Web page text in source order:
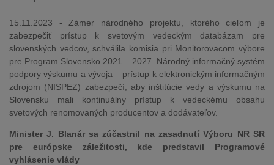
15.11.2023 - Zámer národného projektu, ktorého cieľom je
zabezpečiť prístup k svetovým vedeckým databázam pre
slovenských vedcov, schválila komisia pri Monitorovacom výbore
pre Program Slovensko 2021 – 2027. Národný informačný systém
podpory výskumu a vývoja – prístup k elektronickým informačným
zdrojom (NISPEZ) zabezpečí, aby inštitúcie vedy a výskumu na
Slovensku mali kontinuálny prístup k vedeckému obsahu
svetových renomovaných producentov a dodávateľov.
Minister J. Blanár sa zúčastnil na zasadnutí Výboru NR SR
pre európske záležitosti, kde predstavil Programové
vyhlásenie vlády